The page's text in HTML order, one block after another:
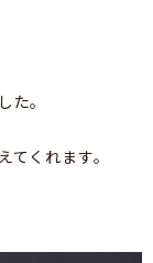
。
くれます。